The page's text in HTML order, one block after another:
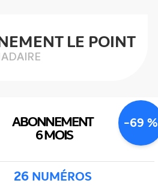
LE POINT
-69 %
ABONNEMENT
6 MOIS
26 NUMÉROS